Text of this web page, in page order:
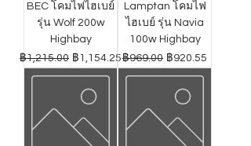
BEC โคมไฟไฮเบย์
รุ่น Wolf 200w
Highbay
ราคาปกติ
฿1,215.00 ราคาขายลด
฿1,154.25
Lamptan โคมไฟ
ไฮเบย์ รุ่น Navia
100w Highbay
ราคาปกติ
฿969.00 ราคาขายลด
฿920.55